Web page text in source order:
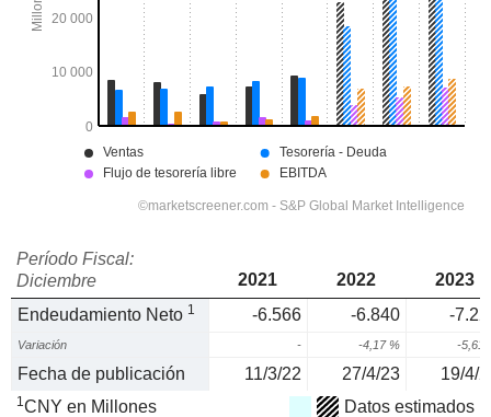
Período Fiscal:
Diciembre
2021 2022
2023
Endeudamiento Neto 1 -6.566 -6.840 -
Variación - -4,17 % -5,61
Fecha de publicación 11/3/22 27/4/23 19/4/
1CNY en Millones Datos estimados